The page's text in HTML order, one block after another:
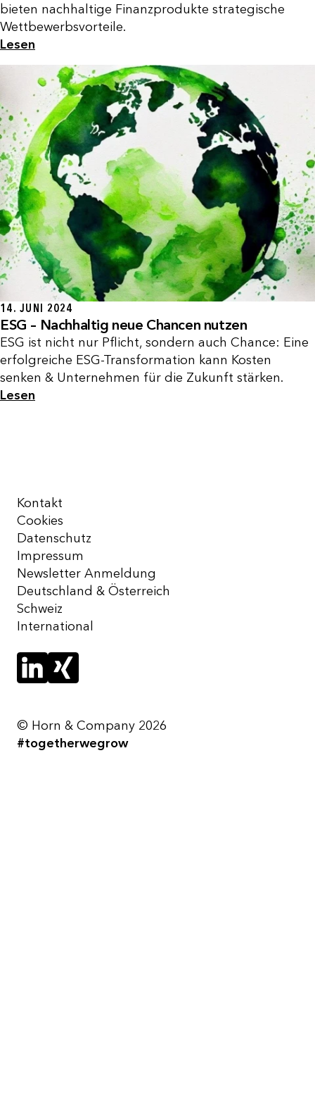
bieten nachhaltige Finanzprodukte strategische
Wettbewerbsvorteile.
Lesen
14. JUNI 2024
ESG – Nachhaltig neue Chancen nutzen
ESG ist nicht nur Pflicht, sondern auch Chance: Eine
erfolgreiche ESG-Transformation kann Kosten
senken & Unternehmen für die Zukunft stärken.
Lesen
Kontakt
Cookies
Datenschutz
Impressum
Newsletter Anmeldung
Deutschland & Österreich
Schweiz
International
© Horn & Company 2026
#togetherwegrow